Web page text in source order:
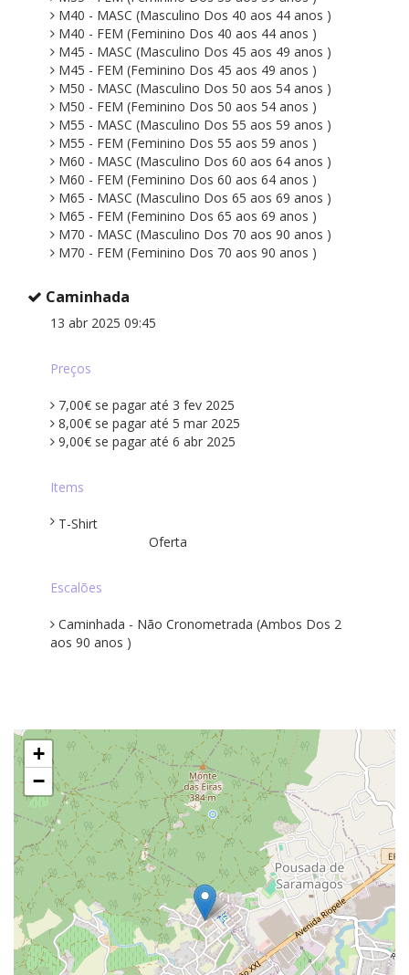
M40 - MASC (Masculino Dos 40 aos 44 anos )
M40 - FEM (Feminino Dos 40 aos 44 anos )
M45 - MASC (Masculino Dos 45 aos 49 anos )
M45 - FEM (Feminino Dos 45 aos 49 anos )
M50 - MASC (Masculino Dos 50 aos 54 anos )
M50 - FEM (Feminino Dos 50 aos 54 anos )
M55 - MASC (Masculino Dos 55 aos 59 anos )
M55 - FEM (Feminino Dos 55 aos 59 anos )
M60 - MASC (Masculino Dos 60 aos 64 anos )
M60 - FEM (Feminino Dos 60 aos 64 anos )
M65 - MASC (Masculino Dos 65 aos 69 anos )
M65 - FEM (Feminino Dos 65 aos 69 anos )
M70 - MASC (Masculino Dos 70 aos 90 anos )
M70 - FEM (Feminino Dos 70 aos 90 anos )
Caminhada
13 abr 2025 09:45
Preços
7,00€ se pagar até 3 fev 2025
8,00€ se pagar até 5 mar 2025
9,00€ se pagar até 6 abr 2025
Items
T-Shirt
Oferta
Escalões
Caminhada - Não Cronometrada (Ambos Dos 2
aos 90 anos )
+
−